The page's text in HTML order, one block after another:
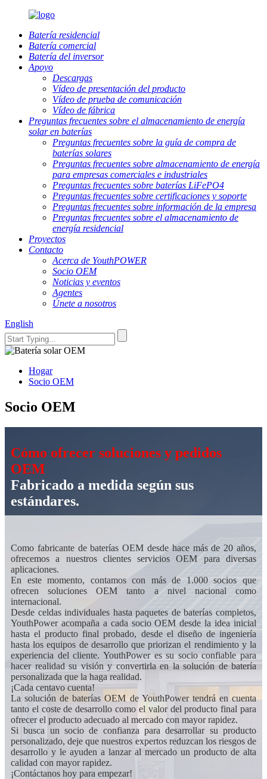
Batería residencial
Batería comercial
Batería del inversor
Apoyo
Descargas
Vídeo de presentación del producto
Vídeo de prueba de comunicación
Vídeo de fábrica
Preguntas frecuentes sobre el almacenamiento de energía
solar en baterías
Preguntas frecuentes sobre la guía de compra de
baterías solares
Preguntas frecuentes sobre almacenamiento de energía
para empresas comerciales e industriales
Preguntas frecuentes sobre baterías LiFePO4
Preguntas frecuentes sobre certificaciones y soporte
Preguntas frecuentes sobre información de la empresa
Preguntas frecuentes sobre el almacenamiento de
energía residencial
Proyectos
Contacto
Acerca de YouthPOWER
Socio OEM
Noticias y eventos
Agentes
Únete a nosotros
English
Hogar
Socio OEM
Socio OEM
Cómo ofrecer soluciones y pedidos
OEM
Fabricado a medida según sus
estándares.
Como fabricante de baterías OEM desde hace más de 20 años,
ofrecemos a nuestros clientes servicios OEM para diversas
aplicaciones.
En este momento, contamos con más de 1.000 socios que
ofrecen soluciones OEM tanto a nivel nacional como
internacional.
Desde celdas individuales hasta paquetes de baterías completos,
YouthPower acompaña a cada socio OEM desde la idea inicial
hasta el producto final probado, desde el diseño de ingeniería
hasta los equipos de desarrollo que priorizan el rendimiento y la
experiencia del cliente. YouthPower es su socio confiable para
hacer realidad su visión y convertirla en la solución de batería
personalizada que la haga realidad.
¡Cada centavo cuenta!
La solución de baterías OEM de YouthPower tendrá en cuenta
tanto el coste de desarrollo como el valor del producto final para
ofrecer el producto adecuado al mercado con mayor rapidez.
Si busca un socio de confianza para desarrollar su producto
personalizado, deje que nuestros expertos reduzcan los riesgos de
desarrollo y le ayuden a lanzar al mercado un producto de alta
calidad con mayor rapidez.
¡Contáctanos hoy para empezar!